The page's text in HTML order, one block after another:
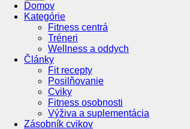
Domov
Kategórie
Fitness centrá
Tréneri
Wellness a oddych
Články
Fit recepty
Posilňovanie
Cviky
Fitness osobnosti
Výživa a suplementácia
Zásobník cvikov